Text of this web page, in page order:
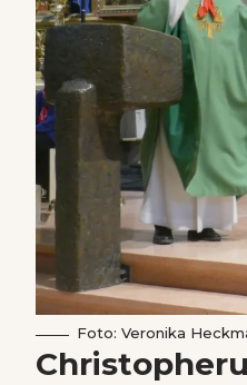
Foto: Veronika